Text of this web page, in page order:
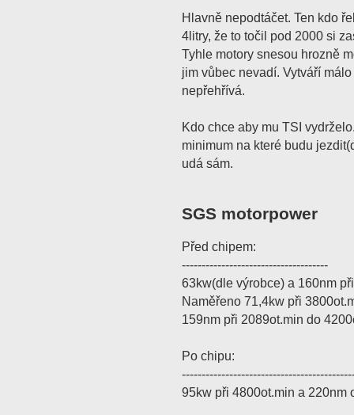
Hlavně nepodtáčet. Ten kdo
4litry, že to točil pod 2000 si
Tyhle motory snesou hrozně
jim vůbec nevadí. Vytváří
nepřehřívá.
Kdo chce aby mu TSI
minimum na které budu
udá sám.
SGS motorpower
Před chipem:
-------------------------------------
63kw(dle výrobce) a 160nm
Naměřeno 71,4kw při
159nm při 2089ot.min do
Po chipu:
95kw při 4800ot.min a 220nm